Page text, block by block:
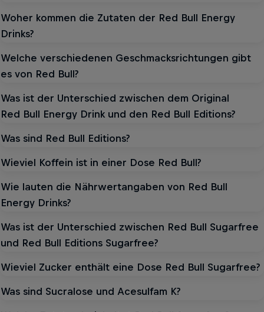
Woher kommen die Zutaten der Red Bull Energy
Drinks?
Welche verschiedenen Geschmacksrichtungen gibt
es von Red Bull?
Was ist der Unterschied zwischen dem Original
Red Bull Energy Drink und den Red Bull Editions?
Was sind Red Bull Editions?
Wieviel Koffein ist in einer Dose Red Bull?
Wie lauten die Nährwertangaben von Red Bull
Energy Drinks?
Was ist der Unterschied zwischen Red Bull Sugarfree
und Red Bull Editions Sugarfree?
Wieviel Zucker enthält eine Dose Red Bull Sugarfree?
Was sind Sucralose und Acesulfam K?